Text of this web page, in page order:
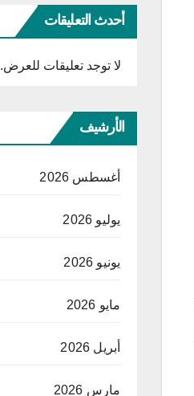
أحدث التعليقات
لا توجد تعليقات للعرض.
الأرشيف
أغسطس 2026
يوليو 2026
يونيو 2026
مايو 2026
أبريل 2026
مارس 2026